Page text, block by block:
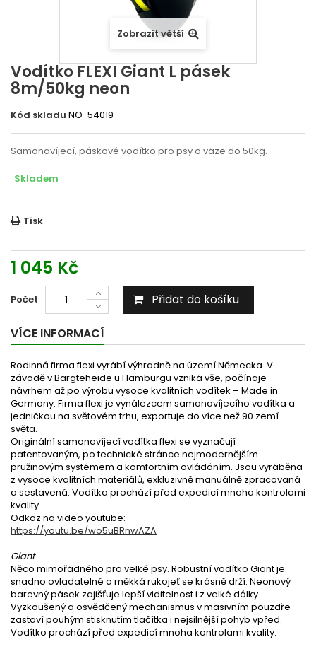
Zobrazit větší
Vodítko FLEXI Giant L pásek
8m/50kg neon
Kód skladu NO-54019
Samonavíjecí, páskové vodítko pro psy o váze do 50kg.
Skladem
Tisk
1 045 Kč
Počet Přidat do košíku
VÍCE INFORMACÍ
Rodinná firma flexi vyrábí výhradně na území Německa. V
závodě v Bargteheide u Hamburgu vzniká vše, počínaje
návrhem až po výrobu vysoce kvalitních vodítek – Made in
Germany. Firma flexi je vynálezcem samonavíjecího vodítka a
jedničkou na světovém trhu, exportuje do více než 90 zemí
světa.
Originální samonavíjecí vodítka flexi se vyznačují
patentovaným, po technické stránce nejmodernějším
pružinovým systémem a komfortním ovládáním. Jsou vyráběna
z vysoce kvalitních materiálů, exkluzivně manuálně zpracovaná
a sestavená. Vodítka prochází před expedicí mnoha kontrolami
kvality.
Odkaz na video youtube:
https://youtu.be/wo5uBRnwAZA
Giant
Něco mimořádného pro velké psy. Robustní vodítko Giantje
snadno ovladatelné a měkká rukojeť se krásně drží. Neonový
barevný pásek zajišťuje lepší viditelnost i z velké dálky.
Vyzkoušený a osvědčený mechanismus v masivním pouzdře
zastaví pouhým stisknutím tlačítka i nejsilnější pohyb vpřed.
Vodítko prochází před expedicí mnoha kontrolami kvality.